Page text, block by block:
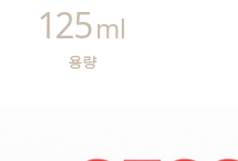
용량
125ml